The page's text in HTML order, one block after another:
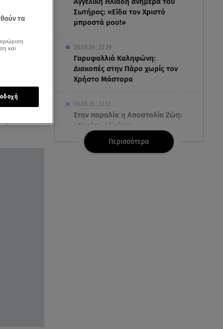
Σωτήρος: «Είδα τον Χριστό
μπροστά μου!»
06.08.26 , 22:39
Γαρυφαλλιά Καληφώνη:
Διακοπές στην Πάρο χωρίς τον
Χρήστο Μάστορα
06.08.26 , 22:12
Στην παραλία η Αποστολία Ζώη:
«Γεμάτη αλμύρα»
06.08.26 , 22:10
Περισσότερα
από
6.
τα
και